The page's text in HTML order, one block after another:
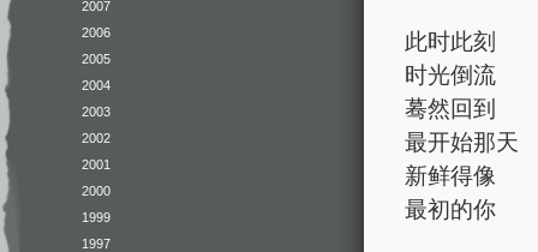
2007
2006
2005
2004
2003
2002
2001
2000
1999
1997
此时此刻
时光倒流
蓦然回到
最开始那天
新鲜得像
最初的你